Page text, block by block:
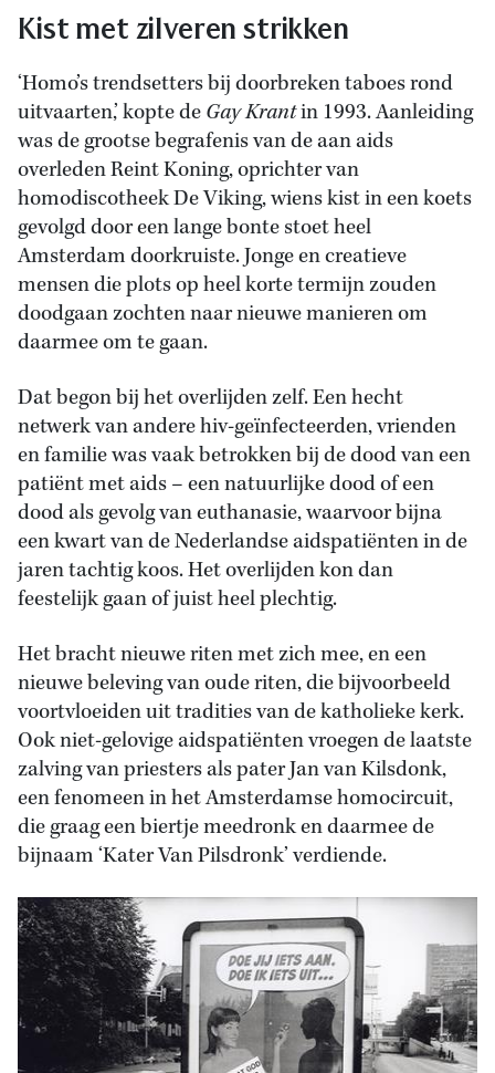
Kist met zilveren strikken
‘Homo’s trendsetters bij doorbreken taboes rond
uitvaarten,’ kopte deGay Krantin 1993. Aanleiding
was de grootse begrafenis van de aan aids
overleden Reint Koning, oprichter van
homodiscotheek De Viking, wiens kist in een koets
gevolgd door een lange bonte stoet heel
Amsterdam doorkruiste. Jonge en creatieve
mensen die plots op heel korte termijn zouden
doodgaan zochten naar nieuwe manieren om
daarmee om te gaan.
Dat begon bij het overlijden zelf. Een hecht
netwerk van andere hiv-geïnfecteerden, vrienden
en familie was vaak betrokken bij de dood van een
patiënt met aids – een natuurlijke dood of een
dood als gevolg van euthanasie, waarvoor bijna
een kwart van de Nederlandse aidspatiënten in de
jaren tachtig koos. Het overlijden kon dan
feestelijk gaan of juist heel plechtig.
Het bracht nieuwe riten met zich mee, en een
nieuwe beleving van oude riten, die bijvoorbeeld
voortvloeiden uit tradities van de katholieke kerk.
Ook niet-gelovige aidspatiënten vroegen de laatste
zalving van priesters als pater Jan van Kilsdonk,
een fenomeen in het Amsterdamse homocircuit,
die graag een biertje meedronk en daarmee de
bijnaam ‘Kater Van Pilsdronk’ verdiende.